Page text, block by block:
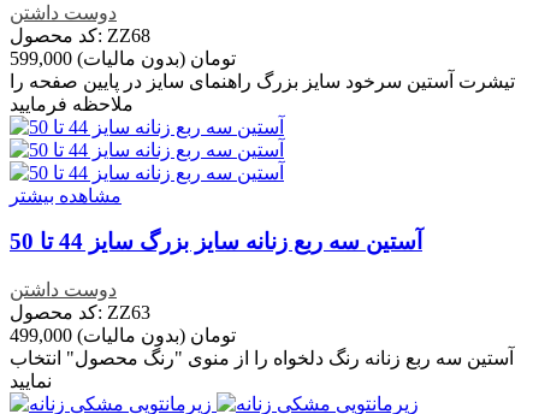
دوست داشتن
کد محصول: ZZ68
599,000 تومان (بدون مالیات)
تیشرت آستین سرخود سایز بزرگ راهنمای سایز در پایین صفحه را
ملاحظه فرمایید
مشاهده بیشتر
آستین سه ربع زنانه سایز بزرگ سایز 44 تا 50
دوست داشتن
کد محصول: ZZ63
499,000 تومان (بدون مالیات)
آستین سه ربع زنانه رنگ دلخواه را از منوی "رنگ محصول" انتخاب
نمایید